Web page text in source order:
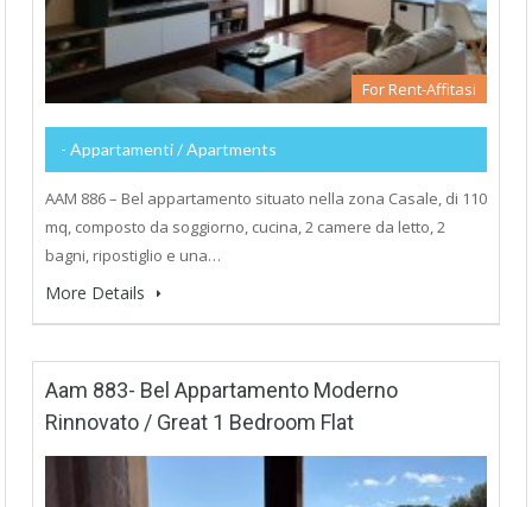
For Rent-Affitasi
- Appartamenti / Apartments
AAM 886 – Bel appartamento situato nella zona Casale, di 110
mq, composto da soggiorno, cucina, 2 camere da letto, 2
bagni, ripostiglio e una…
More Details
Aam 883- Bel Appartamento Moderno
Rinnovato / Great 1 Bedroom Flat